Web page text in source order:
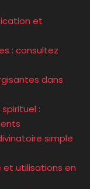
et
: consultez
dans
:
simple
et utilisations en